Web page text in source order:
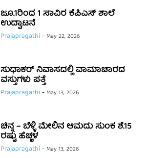
ಜೂ.1ರಿಂದ 1 ಸಾವಿರ ಕೆಪಿಎಸ್ ಶಾಲೆ
ಉದ್ಘಾಟನೆ
Prajapragathi- May 22, 2026
ಸುಧಾಕರ್ ನಿವಾಸದಲ್ಲಿ ವಾಮಾಚಾರದ
ವಸ್ತುಗಳು ಪತ್ತೆ
Prajapragathi- May 13, 2026
ಚಿನ್ನ – ಬೆಳ್ಳಿ ಮೇಲಿನ ಆಮದು ಸುಂಕ ಶೆ.15
ರಷ್ಟು ಹೆಚ್ಚಳ
Prajapragathi- May 13, 2026